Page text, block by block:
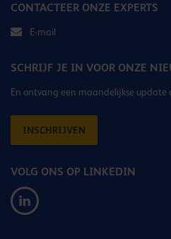
CONTACTEER ONZE EXPERTS
E-mail
SCHRIJF JE IN VOOR ONZE
En ontvang een maandelijkse update
INSCHRIJVEN
VOLG ONS OP LINKEDIN